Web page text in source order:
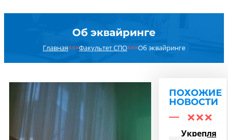
ДОПОБРАЗОВАНИЕ
НОВОСТИ
КОНТАКТЫ
РЕЗУЛЬТАТ ПОИСКА:
Об эквайринге
Главная×××Факультет СПО×××Об эквайринге
ПОХОЖИЕ
НОВОСТИ
Укрепляем